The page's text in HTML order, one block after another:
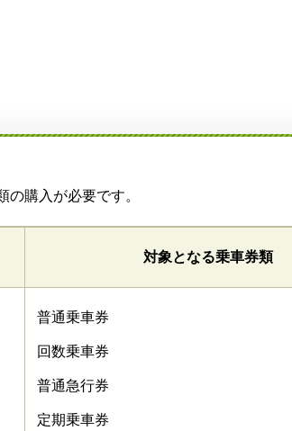
購入が必要です。
対象となる乗車券類
普通乗車券
回数乗車券
普通急行券
定期乗車券